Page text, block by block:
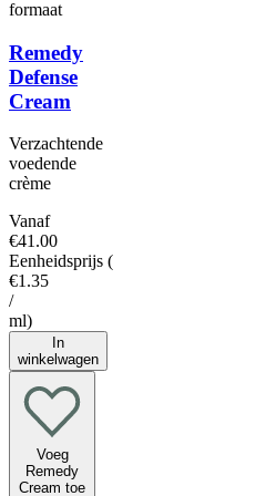
formaat
Remedy
Defense
Cream
Verzachtende
voedende
crème
Vanaf
€41.00
Eenheidsprijs (
€1.35
/
ml)
In
winkelwagen
Voeg
Remedy
Cream toe